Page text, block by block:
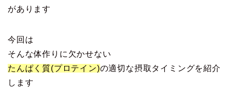
があります
今回は
そんな体作りに欠かせない
たんぱく質(プロテイン)の適切な摂取タイミングを紹介
します